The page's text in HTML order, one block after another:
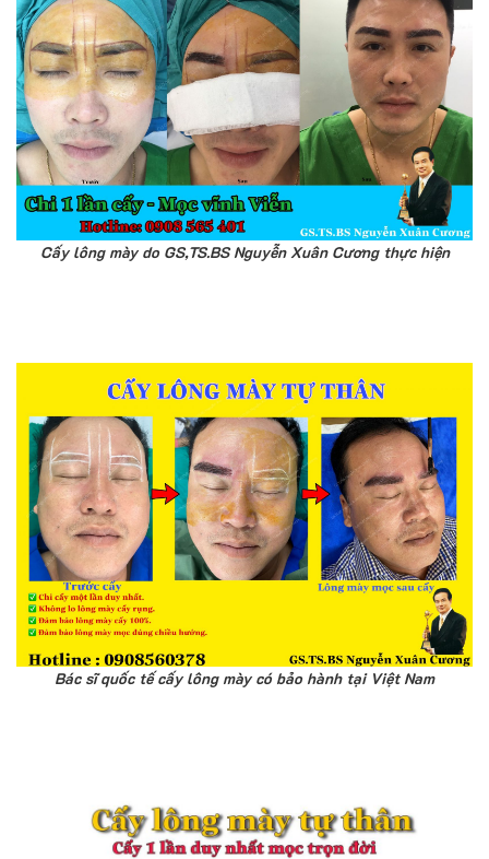
Cấy lông mày do GS,TS.BS Nguyễn Xuân Cương thực hiện
Bác sĩ quốc tế cấy lông mày có bảo hành tại Việt Nam